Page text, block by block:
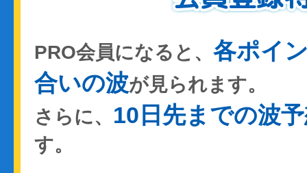
PRO会員になると、 各ポイ
合いの波が見られます。
さらに、 10日先までの波
す。